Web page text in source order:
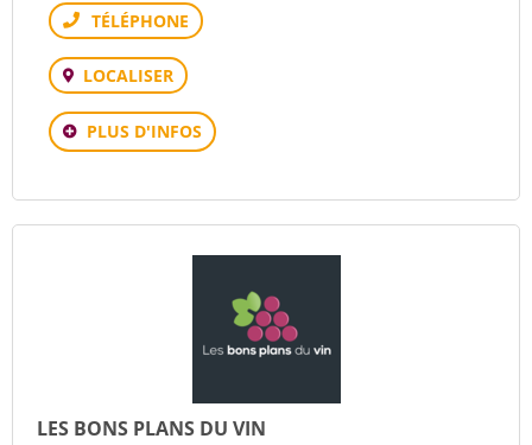
Téléphone
LOCALISER
PLUS D'INFOS
LES BONS PLANS DU VIN